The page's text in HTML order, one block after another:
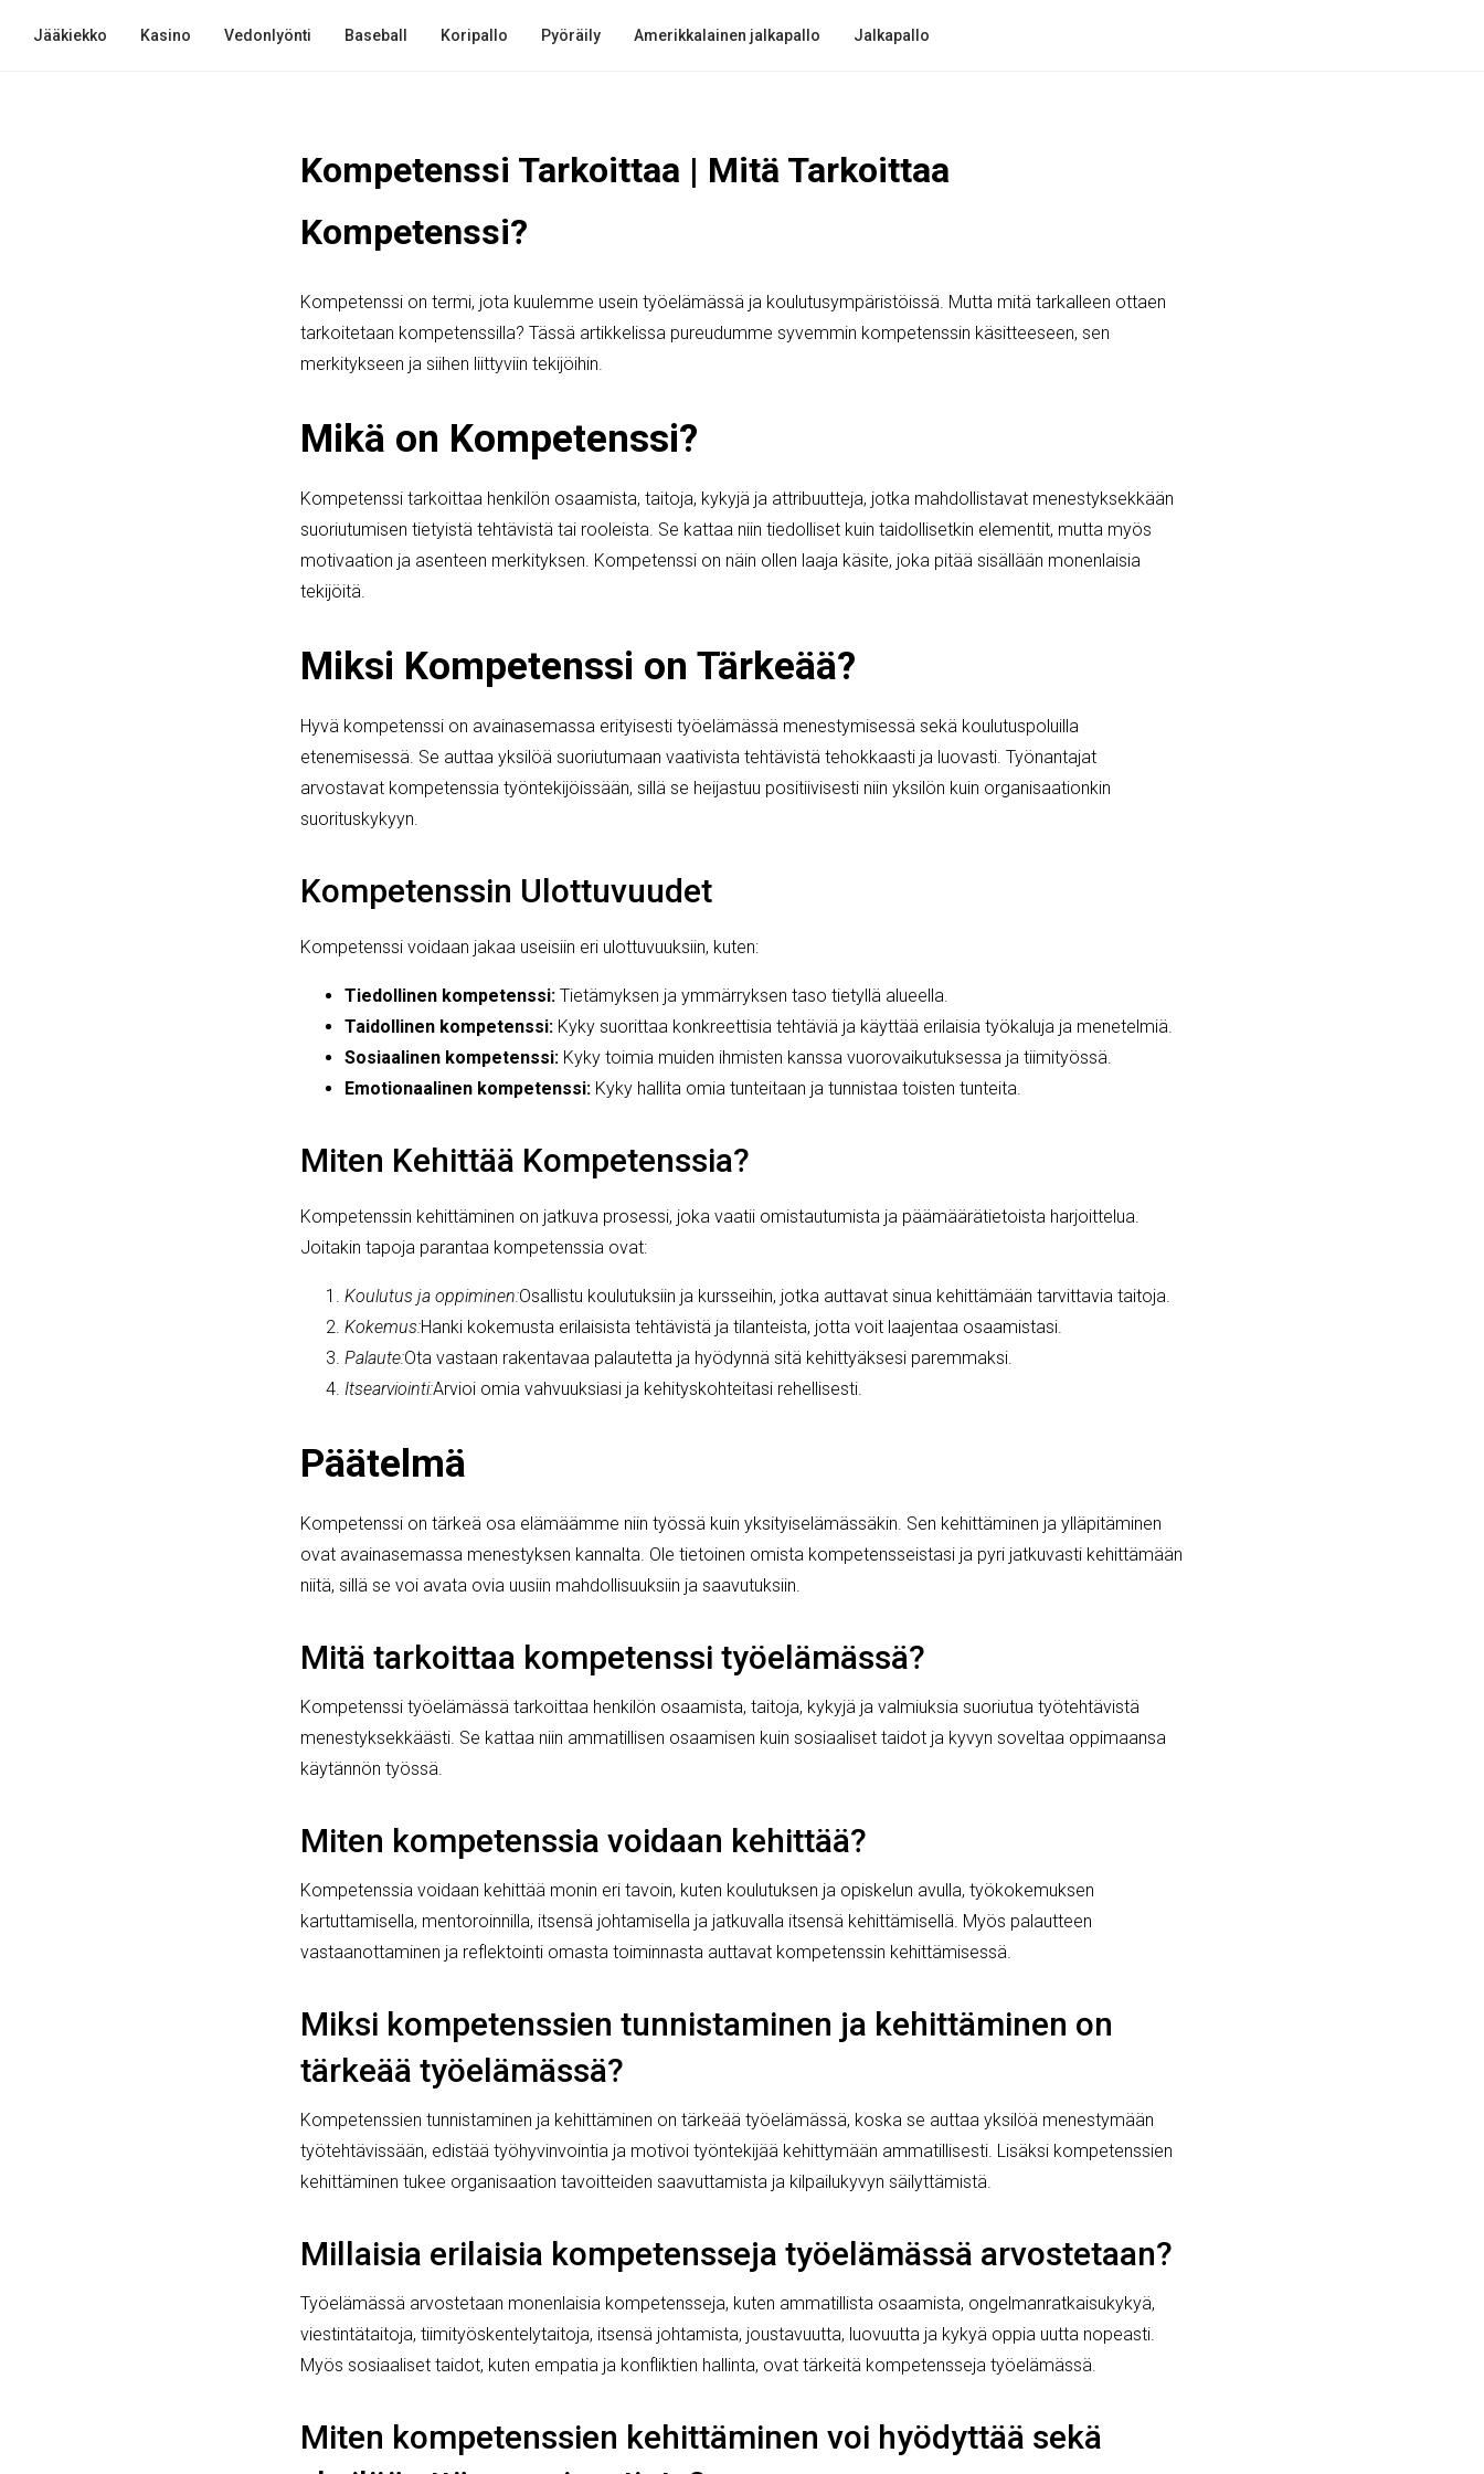
Jääkiekko Kasino Vedonlyönti Baseball Koripallo Pyöräily Amerikkalainen jalkapallo Jalkapallo
Kompetenssi Tarkoittaa | Mitä Tarkoittaa
Kompetenssi?
Kompetenssi on termi, jota kuulemme usein työelämässä ja koulutusympäristöissä. Mutta mitä tarkalleen ottaen
tarkoitetaan kompetenssilla? Tässä artikkelissa pureudumme syvemmin kompetenssin käsitteeseen, sen
merkitykseen ja siihen liittyviin tekijöihin.
Mikä on Kompetenssi?
Kompetenssi tarkoittaa henkilön osaamista, taitoja, kykyjä ja attribuutteja, jotka mahdollistavat menestyksekkään
suoriutumisen tietyistä tehtävistä tai rooleista. Se kattaa niin tiedolliset kuin taidollisetkin elementit, mutta myös
motivaation ja asenteen merkityksen. Kompetenssi on näin ollen laaja käsite, joka pitää sisällään monenlaisia
tekijöitä.
Miksi Kompetenssi on Tärkeää?
Hyvä kompetenssi on avainasemassa erityisesti työelämässä menestymisessä sekä koulutuspoluilla
etenemisessä. Se auttaa yksilöä suoriutumaan vaativista tehtävistä tehokkaasti ja luovasti. Työnantajat
arvostavat kompetenssia työntekijöissään, sillä se heijastuu positiivisesti niin yksilön kuin organisaationkin
suorituskykyyn.
Kompetenssin Ulottuvuudet
Kompetenssi voidaan jakaa useisiin eri ulottuvuuksiin, kuten:
Tiedollinen kompetenssi: Tietämyksen ja ymmärryksen taso tietyllä alueella.
Taidollinen kompetenssi: Kyky suorittaa konkreettisia tehtäviä ja käyttää erilaisia työkaluja ja menetelmiä.
Sosiaalinen kompetenssi: Kyky toimia muiden ihmisten kanssa vuorovaikutuksessa ja tiimityössä.
Emotionaalinen kompetenssi: Kyky hallita omia tunteitaan ja tunnistaa toisten tunteita.
Miten Kehittää Kompetenssia?
Kompetenssin kehittäminen on jatkuva prosessi, joka vaatii omistautumista ja päämäärätietoista harjoittelua.
Joitakin tapoja parantaa kompetenssia ovat:
Koulutus ja oppiminen:Osallistu koulutuksiin ja kursseihin, jotka auttavat sinua kehittämään tarvittavia taitoja.
Kokemus:Hanki kokemusta erilaisista tehtävistä ja tilanteista, jotta voit laajentaa osaamistasi.
Palaute:Ota vastaan rakentavaa palautetta ja hyödynnä sitä kehittyäksesi paremmaksi.
Itsearviointi:Arvioi omia vahvuuksiasi ja kehityskohteitasi rehellisesti.
Päätelmä
Kompetenssi on tärkeä osa elämäämme niin työssä kuin yksityiselämässäkin. Sen kehittäminen ja ylläpitäminen
ovat avainasemassa menestyksen kannalta. Ole tietoinen omista kompetensseistasi ja pyri jatkuvasti kehittämään
niitä, sillä se voi avata ovia uusiin mahdollisuuksiin ja saavutuksiin.
Mitä tarkoittaa kompetenssi työelämässä?
Kompetenssi työelämässä tarkoittaa henkilön osaamista, taitoja, kykyjä ja valmiuksia suoriutua työtehtävistä
menestyksekkäästi. Se kattaa niin ammatillisen osaamisen kuin sosiaaliset taidot ja kyvyn soveltaa oppimaansa
käytännön työssä.
Miten kompetenssia voidaan kehittää?
Kompetenssia voidaan kehittää monin eri tavoin, kuten koulutuksen ja opiskelun avulla, työkokemuksen
kartuttamisella, mentoroinnilla, itsensä johtamisella ja jatkuvalla itsensä kehittämisellä. Myös palautteen
vastaanottaminen ja reflektointi omasta toiminnasta auttavat kompetenssin kehittämisessä.
Miksi kompetenssien tunnistaminen ja kehittäminen on
tärkeää työelämässä?
Kompetenssien tunnistaminen ja kehittäminen on tärkeää työelämässä, koska se auttaa yksilöä menestymään
työtehtävissään, edistää työhyvinvointia ja motivoi työntekijää kehittymään ammatillisesti. Lisäksi kompetenssien
kehittäminen tukee organisaation tavoitteiden saavuttamista ja kilpailukyvyn säilyttämistä.
Millaisia erilaisia kompetensseja työelämässä arvostetaan?
Työelämässä arvostetaan monenlaisia kompetensseja, kuten ammatillista osaamista, ongelmanratkaisukykyä,
viestintätaitoja, tiimityöskentelytaitoja, itsensä johtamista, joustavuutta, luovuutta ja kykyä oppia uutta nopeasti.
Myös sosiaaliset taidot, kuten empatia ja konfliktien hallinta, ovat tärkeitä kompetensseja työelämässä.
Miten kompetenssien kehittäminen voi hyödyttää sekä